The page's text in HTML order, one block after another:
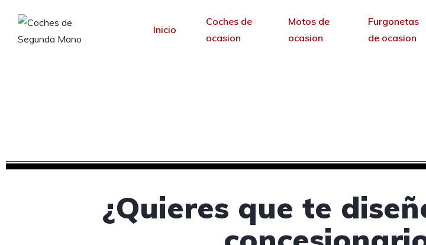
Inicio
Coches de
ocasion
Motos de
ocasion
Furgonetas
de ocasion
¿Quieres que te